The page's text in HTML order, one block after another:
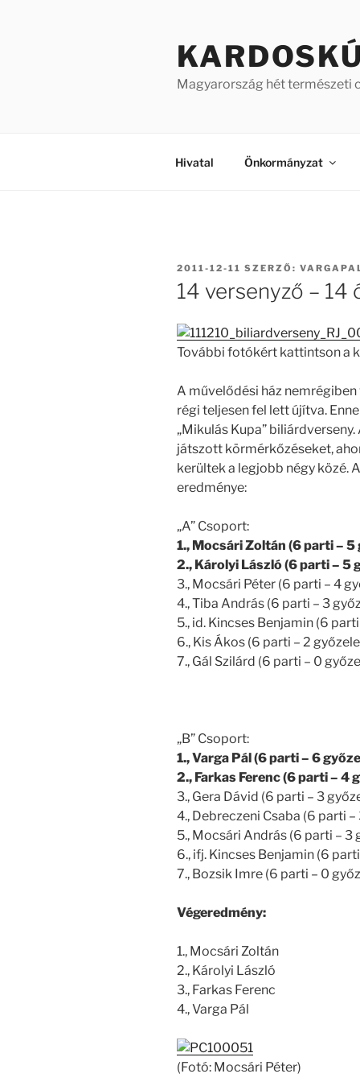
Magyarország hét természeti
Hivatal Önkormányzat
BEKÜLDVE:
2011-12-11 SZERZŐ:
14 versenyző – 14
További fotókért kattintson a
A művelődési ház
régi teljesen fel lett újítva.
„Mikulás Kupa”
játszott körmérkőzéseket,
kerültek a legjobb négy közé.
eredménye:
„A” Csoport:
1., Mocsári Zoltán (6 parti – 5
2., Károlyi László (6 parti – 5
3., Mocsári Péter (6 parti – 4
4., Tiba András (6 parti – 3
5., id. Kincses Benjamin (6
6., Kis Ákos (6 parti – 2
7., Gál Szilárd (6 parti – 0
„B” Csoport:
1., Varga Pál (6 parti – 6
2., Farkas Ferenc (6 parti – 4
3., Gera Dávid (6 parti – 3
4., Debreczeni Csaba (6 parti
5., Mocsári András (6 parti – 3
6., ifj. Kincses Benjamin (6
7., Bozsik Imre (6 parti – 0
Végeredmény:
1., Mocsári Zoltán
2., Károlyi László
3., Farkas Ferenc
4., Varga Pál
(Fotó: Mocsári Péter)